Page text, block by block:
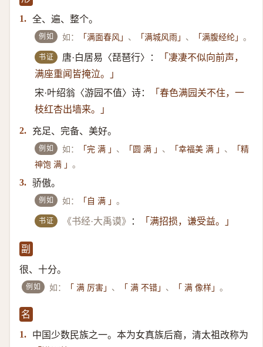
1. 全、遍、整个。
例如 如： 「满面春风」 、 「满城风雨」 、 「满腹经纶」。
书证 唐·白居易〈琵琶行〉：
「凄凄不似向前声，
满座重闻皆掩泣。」
宋·叶绍翁〈游园不值〉诗：
「春色满园关不住，一
枝红杏出墙来。」
2. 充足、完备、美好。
例如 如： 「完 满 」 、 「圆 满 」 、 「幸福美 满 」 、
「精
神饱 满 」 。
3. 骄傲。
例如 如： 「自 满 」。
书证 《书经·大禹谟》 ： 「满招损，谦受益。」
副
很、十分。
例如 如： 「 满 厉害」 、 「 满 不错」 、 「 满 像样」。
名
1.
中国少数民族之一。本为女真族后裔，清太祖改称为